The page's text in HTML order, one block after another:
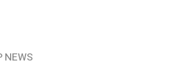
NEWS